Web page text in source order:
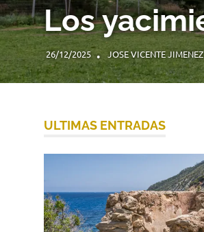
Los
26/12/2025 JOSE VICENTE
ULTIMAS ENTRADAS